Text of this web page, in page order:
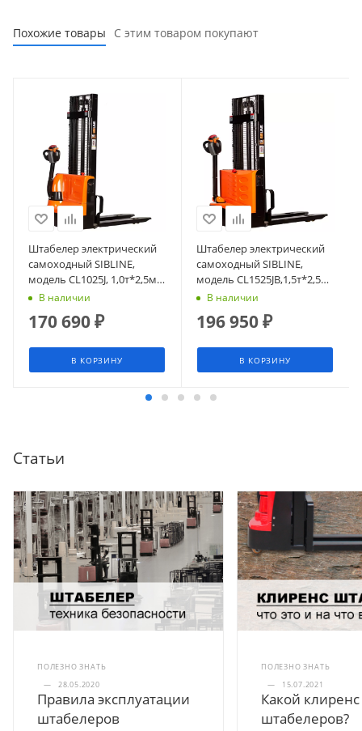
Похожие товары С этим товаром покупают
Штабелер электрический
самоходный SIBLINE,
модель CL1025J, 1,0т*2,5м
(сопровождаемый),
В наличии
170 690₽
В КОРЗИНУ
Штабелер электрический
самоходный SIBLINE,
модель CL1525JB,1,5т*2,5м
(сопровождаемый),
В наличии
196 950₽
В КОРЗИНУ
Статьи
ПОЛЕЗНО ЗНАТЬ
—
28.05.2020
Правила эксплуатации
штабелеров
ПОЛЕЗНО ЗНАТЬ
—
15.07.2021
Какой клиренс
штабелеров?